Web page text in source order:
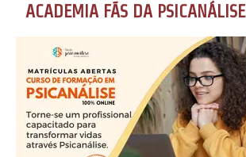
ACADEMIA FÃS DA PSICANÁLISE